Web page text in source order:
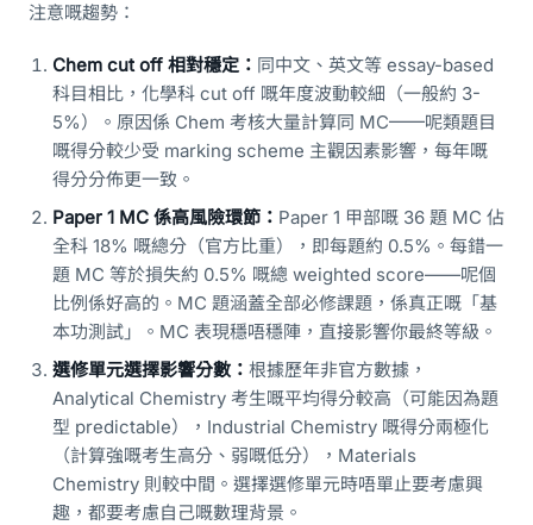
注意嘅趨勢：
Chem cut off 相對穩定： 同中文、英文等 essay-based
科目相比，化學科 cut off 嘅年度波動較細（一般約 3-
5%）。原因係 Chem 考核大量計算同 MC——呢類題目
嘅得分較少受 marking scheme 主觀因素影響，每年嘅
得分分佈更一致。
Paper 1 MC 係高風險環節： Paper 1 甲部嘅 36 題 MC 佔
全科 18% 嘅總分（官方比重），即每題約 0.5%。每錯一
題 MC 等於損失約 0.5% 嘅總 weighted score——呢個
比例係好高的。MC 題涵蓋全部必修課題，係真正嘅「基
本功測試」。MC 表現穩唔穩陣，直接影響你最終等級。
選修單元選擇影響分數： 根據歷年非官方數據，
Analytical Chemistry 考生嘅平均得分較高（可能因為題
型 predictable），Industrial Chemistry 嘅得分兩極化
（計算強嘅考生高分、弱嘅低分），Materials
Chemistry 則較中間。選擇選修單元時唔單止要考慮興
趣，都要考慮自己嘅數理背景。